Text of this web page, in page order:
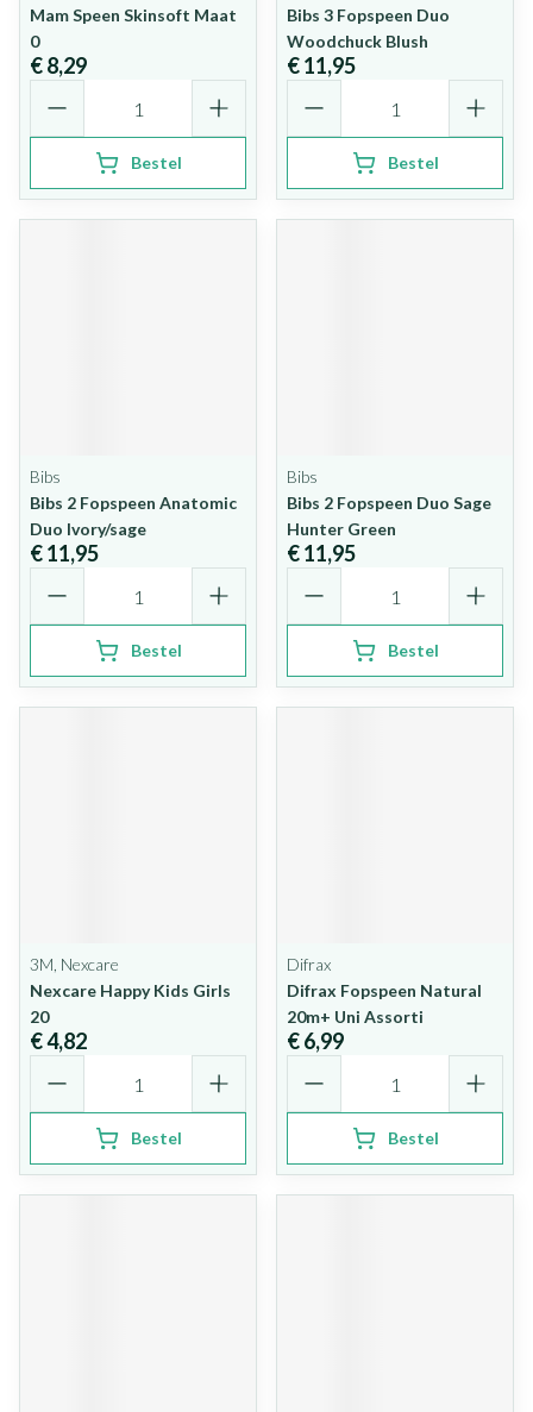
Mam Speen Skinsoft Maat
0
€ 8,29
Bestel
Bibs 3 Fopspeen Duo
Woodchuck Blush
€ 11,95
Bestel
Bibs
Bibs 2 Fopspeen Anatomic
Duo Ivory/sage
€ 11,95
Bestel
Bibs
Bibs 2 Fopspeen Duo Sage
Hunter Green
€ 11,95
Bestel
3M, Nexcare
Nexcare Happy Kids Girls
20
€ 4,82
Bestel
Difrax
Difrax Fopspeen Natural
20m+ Uni Assorti
€ 6,99
Bestel